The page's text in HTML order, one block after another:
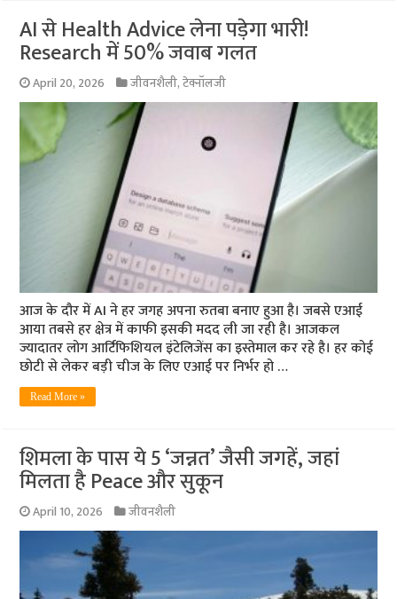
AI से Health Advice लेना पड़ेगा भारी!
Research में 50% जवाब गलत
April 20, 2026 जीवनशैली,टेक्नॉलजी
आज के दौर में AI ने हर जगह अपना रुतबा बनाए हुआ है। जबसे एआई
आया तबसे हर क्षेत्र में काफी इसकी मदद ली जा रही है। आजकल
ज्यादातर लोग आर्टिफिशियल इंटेलिजेंस का इस्तेमाल कर रहे है। हर कोई
छोटी से लेकर बड़ी चीज के लिए एआई पर निर्भर हो …
Read More »
शिमला के पास ये 5 ‘जन्नत’ जैसी जगहें, जहां
मिलता है Peace और सुकून
April 10, 2026 जीवनशैली